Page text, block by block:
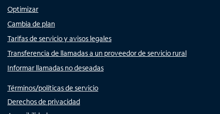
Optimizar
Cambia de plan
Tarifas de servicio y avisos legales
Transferencia de llamadas a un proveedor de servicio rural
Informar llamadas no deseadas
Términos/políticas de servicio
Derechos de privacidad